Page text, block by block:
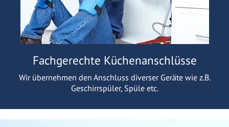
Fachgerechte Küchenanschlüsse
Wir übernehmen den Anschluss diverser Geräte wie z.B.
Geschirrspüler, Spüle etc.